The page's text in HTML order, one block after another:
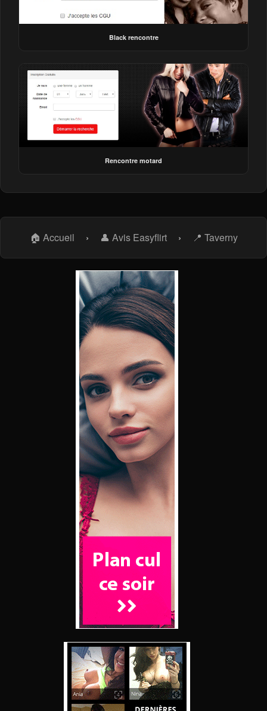
Black rencontre
Rencontre motard
🏠 Accueil › 👤 Avis Easyflirt › 📍 Taverny